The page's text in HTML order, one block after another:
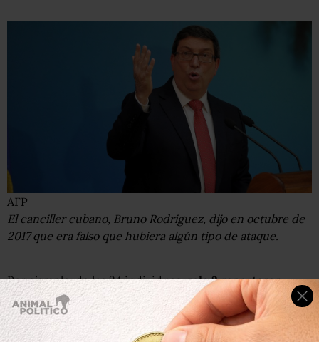
AFP
El canciller cubano, Bruno Rodriguez, dijo en octubre de
2017 que era falso que hubiera algún tipo de ataque.
Por ejemplo, de los 24 individuos,solo 2 reportaron
problemas de visión
, solo 10 reportaron síntomas
combinados de problemas de oído y solo 4 reportaron
problemas de sueño.